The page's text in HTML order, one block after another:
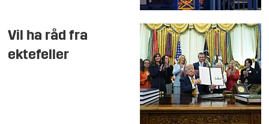
Vil ha råd fra
ektefeller